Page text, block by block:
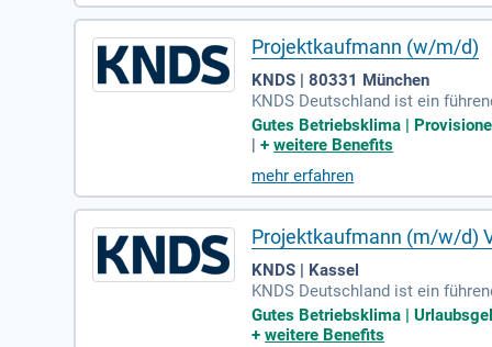
Sie sich jetzt und werden Sie
Projektkaufmann (w/m/d)
KNDS | 80331 München
KNDS Deutschland ist ein
nt umfasst Kampfpanzer,
DS-Gruppe setzen wir
ellente Projektabwicklung.
etzung.
Gutes Betriebsklima |
|+weitere Benefits
mehr erfahren
Projektkaufmann (m/w/d)
KNDS | Kassel
KNDS Deutschland ist ein
Unser Angebot umfasst
uppe sind wir Vorreiter in der
Gutes Betriebsklima |
+weitere Benefits